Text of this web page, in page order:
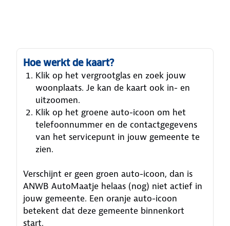
Hoe werkt de kaart?
Klik op het vergrootglas en zoek jouw
woonplaats. Je kan de kaart ook in- en
uitzoomen.
Klik op het groene auto-icoon om het
telefoonnummer en de contactgegevens
van het servicepunt in jouw gemeente te
zien.
Verschijnt er geen groen auto-icoon, dan is
ANWB AutoMaatje helaas (nog) niet actief in
jouw gemeente. Een oranje auto-icoon
betekent dat deze gemeente binnenkort
start.